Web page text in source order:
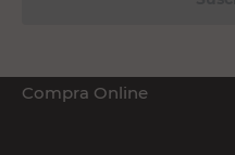
Compra Online